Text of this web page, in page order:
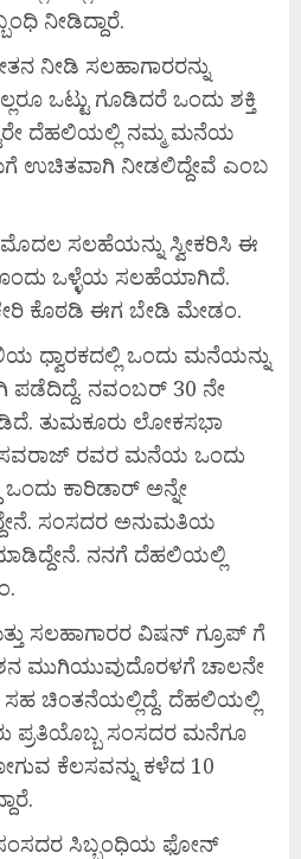
ನೀಡಿದ್ದಾರೆ.
ನೀಡಿ ಸಲಹಾಗಾರರನ್ನು
ಒಟ್ಟು ಗೂಡಿದರೆ ಒಂದು ಶಕ್ತಿ
ದೆಹಲಿಯಲ್ಲಿ ನಮ್ಮ ಮನೆಯ
ಉಚಿತವಾಗಿ ನೀಡಲಿದ್ದೇವೆ ಎಂಬ
ಸಲಹೆಯನ್ನು ಸ್ವೀಕರಿಸಿ ಈ
ಒಳ್ಳೆಯ ಸಲಹೆಯಾಗಿದೆ.
ಕೊಠಡಿ ಈಗ ಬೇಡಿ ಮೇಡಂ.
ಧ್ವಾರಕದಲ್ಲಿ ಒಂದು ಮನೆಯನ್ನು
ನವಂಬರ್ 30 ನೇ
ತುಮಕೂರು ಲೋಕಸಭಾ
ರವರ ಮನೆಯ ಒಂದು
ಕಾರಿಡಾರ್ ಅನ್ನೇ
ಸಂಸದರ ಅನುಮತಿಯ
ನನಗೆ ದೆಹಲಿಯಲ್ಲಿ
ಸಲಹಾಗಾರರ ವಿಷನ್ ಗ್ರೂಪ್ ಗೆ
ಮುಗಿಯುವುದೊರಳಗೆ ಚಾಲನೇ
ಸಹ ಚಿಂತನೆಯಲ್ಲಿದ್ದೆ. ದೆಹಲಿಯಲ್ಲಿ
ಪ್ರತಿಯೊಬ್ಬ ಸಂಸದರ ಮನೆಗೂ
ಕೆಲಸವನ್ನು ಕಳೆದ 10
ಸಂಸದರ ಸಿಬ್ಬಂಧಿಯ ಫೋನ್